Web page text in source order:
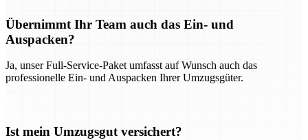
Übernimmt Ihr Team auch das Ein- und
Auspacken?
Ja, unser Full-Service-Paket umfasst auf Wunsch auch das
professionelle Ein- und Auspacken Ihrer Umzugsgüter.
Ist mein Umzugsgut versichert?